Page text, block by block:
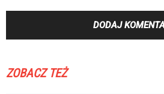
ZOBACZ TEŻ